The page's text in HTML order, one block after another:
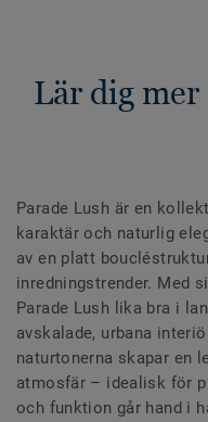
Lär dig mer
Parade Lush är en
karaktär och naturlig
av en platt
inredningstrender. Med
Parade Lush lika bra i
avskalade, urbana
naturtonerna skapar en
atmosfär – idealisk för
och funktion går hand i